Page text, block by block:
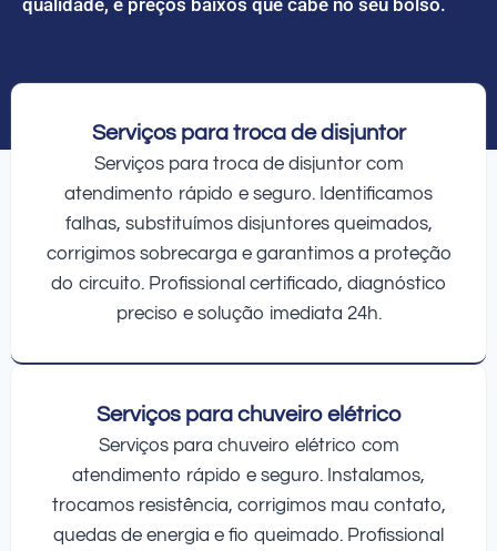
Serviços para troca de disjuntor
Serviços para troca de disjuntor com
atendimento rápido e seguro. Identificamos
falhas, substituímos disjuntores queimados,
corrigimos sobrecarga e garantimos a proteção
do circuito. Profissional certificado, diagnóstico
preciso e solução imediata 24h.
Serviços para chuveiro elétrico
Serviços para chuveiro elétrico com
atendimento rápido e seguro. Instalamos,
trocamos resistência, corrigimos mau contato,
quedas de energia e fio queimado. Profissional